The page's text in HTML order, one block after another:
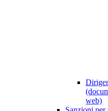
web)